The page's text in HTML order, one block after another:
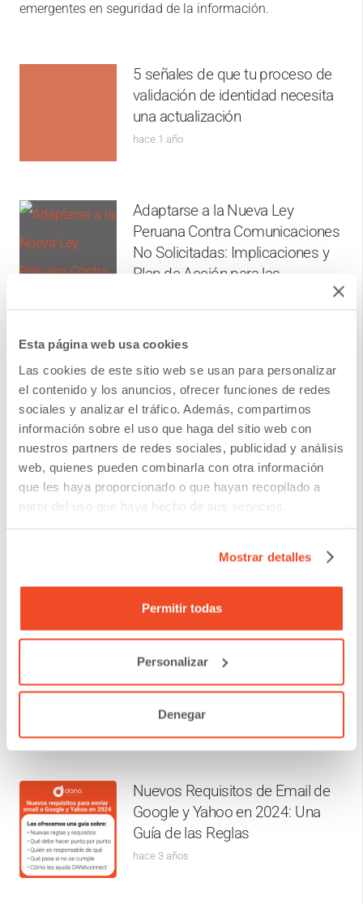
Esta página web usa cookies
Las cookies de este sitio web se usan para personalizar
el contenido y los anuncios, ofrecer funciones de redes
sociales y analizar el tráfico. Además, compartimos
información sobre el uso que haga del sitio web con
nuestros partners de redes sociales, publicidad y análisis
web, quienes pueden combinarla con otra información
que les haya proporcionado o que hayan recopilado a
partir del uso que haya hecho de sus servicios.
Mostrar detalles
Permitir todas
Personalizar
Denegar
emergentes en seguridad de la información.
5 señales de que tu proceso de
validación de identidad necesita
una actualización
hace 1 año
Adaptarse a la Nueva Ley
Peruana Contra Comunicaciones
No Solicitadas: Implicaciones y
Plan de Acción para las
Cómo Evitar Fraudes y Agilizar el
Onboarding: Soluciones de
Validación Biométrica
Cómo las Arquitecturas
Rol de los Gerentes de
Seguridad de Email: DMARC
Nuevos Requisitos de Email de
Google y Yahoo en 2024: Una
Guía de las Reglas
hace 3 años